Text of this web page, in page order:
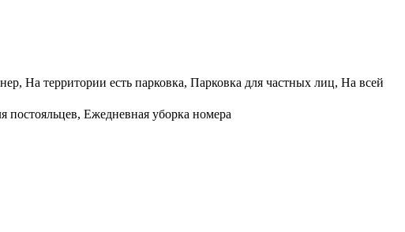
На территории есть парковка, Парковка для частных лиц, На всей
Ежедневная уборка номера